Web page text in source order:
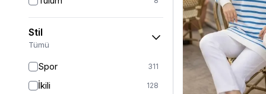
Pantolon 148
Etek 19
Stil
Tümü
Spor 311
İkili 128